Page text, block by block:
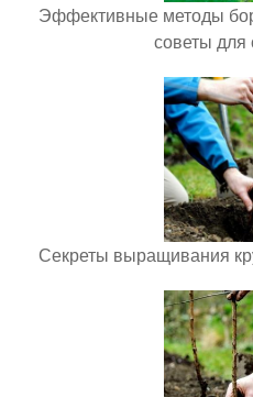
Эффективные методы
советы для
Секреты выращивания